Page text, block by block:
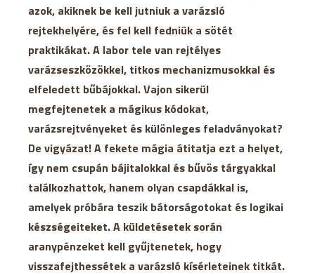
azok, akiknek be kell jutniuk a varázsló
rejtekhelyére, és fel kell fedniük a sötét
praktikákat. A labor tele van rejtélyes
varázseszközökkel, titkos mechanizmusokkal és
elfeledett bűbájokkal. Vajon sikerül
megfejtenetek a mágikus kódokat,
varázsrejtvényeket és különleges feladványokat?
De vigyázat! A fekete mágia átitatja ezt a helyet,
így nem csupán bájitalokkal és bűvös tárgyakkal
találkozhattok, hanem olyan csapdákkal is,
amelyek próbára teszik bátorságotokat és logikai
készségeiteket. A küldetésetek során
aranypénzeket kell gyűjtenetek, hogy
visszafejthessétek a varázsló kísérleteinek titkát.